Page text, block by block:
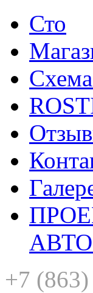
Сто
АВТО
+7